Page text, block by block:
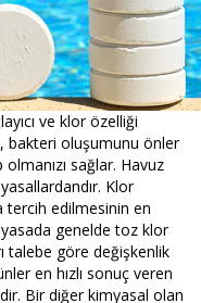
ve klor özelliği
bakteri oluşumunu önler
sağlar. Havuz
Klor
tercih edilmesinin en
genelde toz klor
talebe göre değişkenlik
en hızlı sonuç veren
Bir diğer kimyasal olan